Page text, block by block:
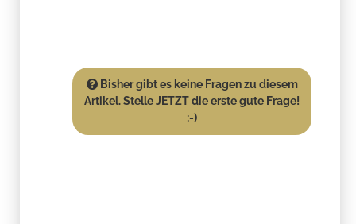
Bisher gibt es keine Fragen zu diesem
Artikel. Stelle JETZT die erste gute Frage!
:-)